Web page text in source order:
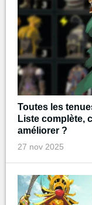
Toutes les
Liste complète,
améliorer ?
27 nov 2025